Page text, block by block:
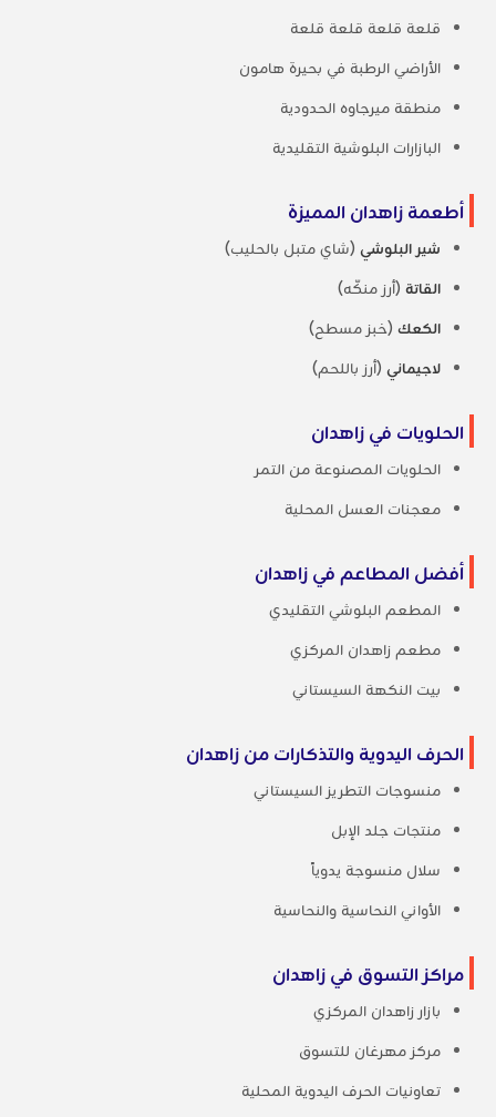
قلعة قلعة قلعة قلعة
الأراضي الرطبة في بحيرة هامون
منطقة ميرجاوه الحدودية
البازارات البلوشية التقليدية
أطعمة زاهدان المميزة
شير البلوشي(شاي متبل بالحليب)
القاتة(أرز منكّه)
الكعك(خبز مسطح)
لاجيماني(أرز باللحم)
الحلويات في زاهدان
الحلويات المصنوعة من التمر
معجنات العسل المحلية
أفضل المطاعم في زاهدان
المطعم البلوشي التقليدي
مطعم زاهدان المركزي
بيت النكهة السيستاني
الحرف اليدوية والتذكارات من زاهدان
منسوجات التطريز السيستاني
منتجات جلد الإبل
سلال منسوجة يدوياً
الأواني النحاسية والنحاسية
مراكز التسوق في زاهدان
بازار زاهدان المركزي
مركز مهرغان للتسوق
تعاونيات الحرف اليدوية المحلية